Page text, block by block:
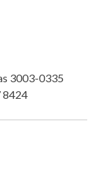
3003-0335
8424